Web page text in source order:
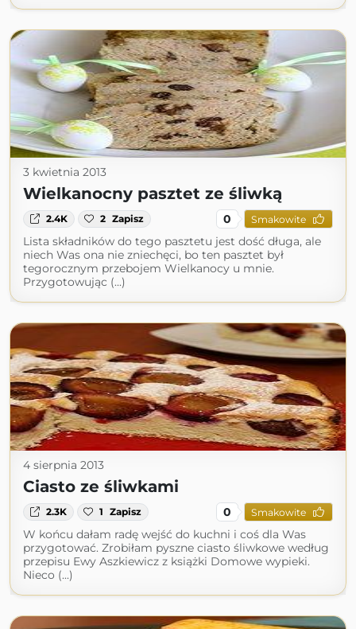
3 kwietnia 2013
Wielkanocny pasztet ze śliwką
2.4K 2 Zapisz 0 Smakowite
Lista składników do tego pasztetu jest dość długa, ale
niech Was ona nie zniechęci, bo ten pasztet był
tegorocznym przebojem Wielkanocy u mnie.
Przygotowując (...)
4 sierpnia 2013
Ciasto ze śliwkami
2.3K 1 Zapisz 0 Smakowite
W końcu dałam radę wejść do kuchni i coś dla Was
przygotować. Zrobiłam pyszne ciasto śliwkowe według
przepisu Ewy Aszkiewicz z książki Domowe wypieki.
Nieco (...)